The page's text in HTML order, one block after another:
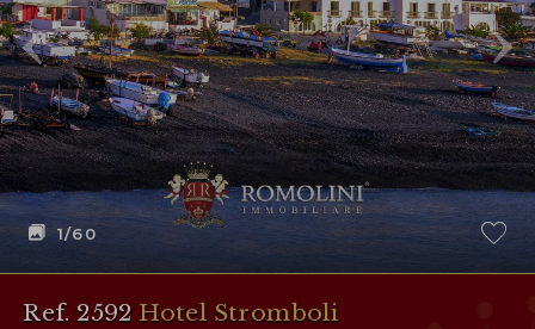
1/60
Ref. 2592 Hotel Stromboli